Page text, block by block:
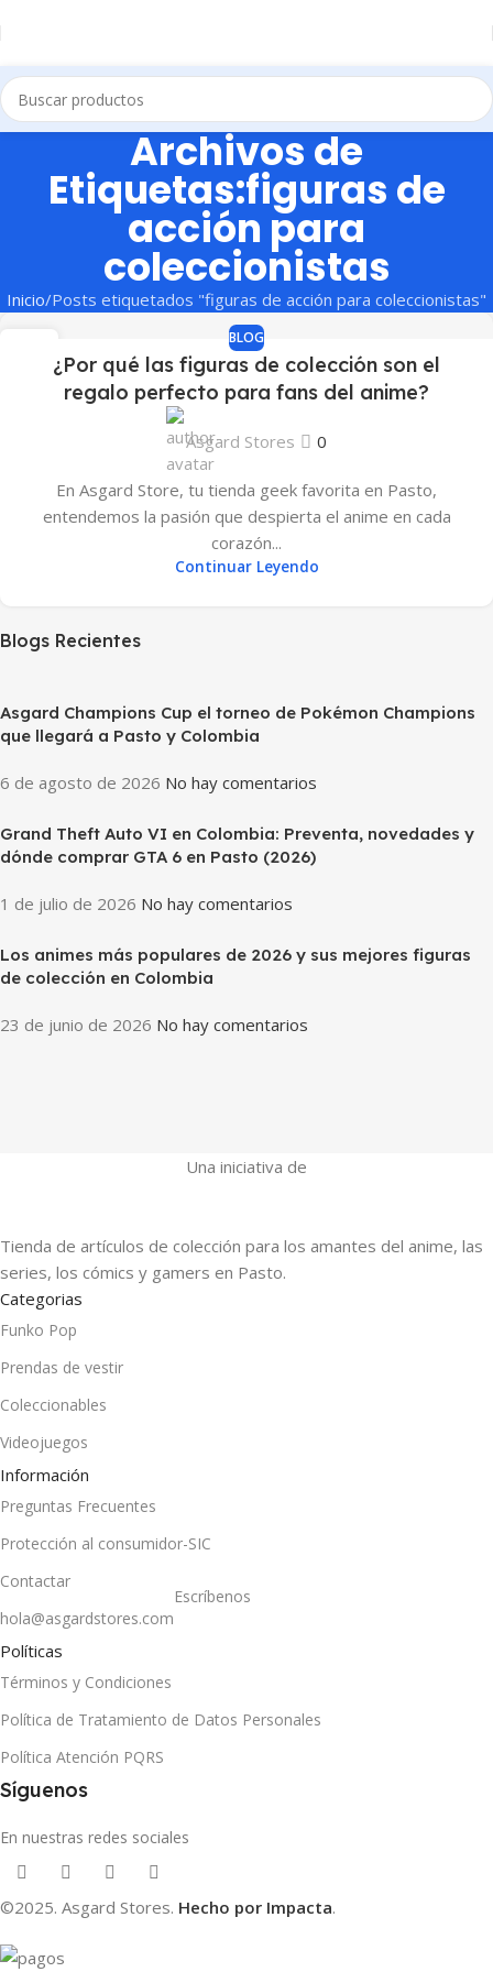
Archivos de
Etiquetas:figuras de
acción para
coleccionistas
Inicio Posts etiquetados "figuras de acción para coleccionistas"
BLOG
¿Por qué las figuras de colección son el
regalo perfecto para fans del anime?
Asgard Stores 0
En Asgard Store, tu tienda geek favorita en Pasto,
entendemos la pasión que despierta el anime en cada
corazón...
Continuar Leyendo
Blogs Recientes
Asgard Champions Cup el torneo de Pokémon Champions
que llegará a Pasto y Colombia
6 de agosto de 2026 No hay comentarios
Grand Theft Auto VI en Colombia: Preventa, novedades y
dónde comprar GTA 6 en Pasto (2026)
1 de julio de 2026 No hay comentarios
Los animes más populares de 2026 y sus mejores figuras
de colección en Colombia
23 de junio de 2026 No hay comentarios
Una iniciativa de
Tienda de artículos de colección para los amantes del anime, las
series, los cómics y gamers en Pasto.
Categorias
Funko Pop
Prendas de vestir
Coleccionables
Videojuegos
Información
Preguntas Frecuentes
Protección al consumidor-SIC
Contactar
hola@asgardstores.com
Escríbenos
Políticas
Términos y Condiciones
Política de Tratamiento de Datos Personales
Política Atención PQRS
Síguenos
En nuestras redes sociales
©2025. Asgard Stores. Hecho por Impacta.